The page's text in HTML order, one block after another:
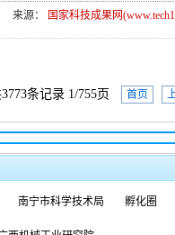
来源： 国家科技成果网
条记录 1/755页 首页
南宁市科学技术局 孵化圈